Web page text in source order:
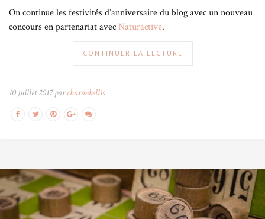
On continue les festivités d’anniversaire du blog avec un nouveau
concours en partenariat avecNaturactive.
CONTINUER LA LECTURE
10 juillet 2017 parcharonbellis